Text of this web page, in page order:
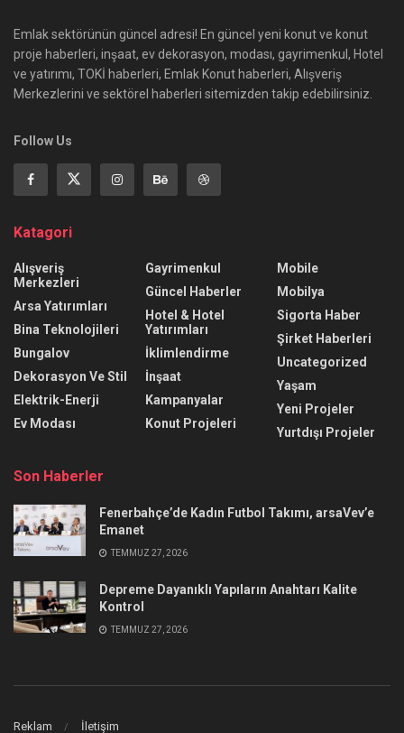
Emlak sektörünün güncel adresi! En güncel yeni konut ve konut
proje haberleri, inşaat, ev dekorasyon, modası, gayrimenkul, Hotel
ve yatırımı, TOKİ haberleri, Emlak Konut haberleri, Alışveriş
Merkezlerini ve sektörel haberleri sitemizden takip edebilirsiniz.
Follow Us
Katagori
Alışveriş
Merkezleri
Arsa Yatırımları
Bina Teknolojileri
Bungalov
Dekorasyon Ve Stil
Elektrik-Enerji
Ev Modası
Gayrimenkul
Güncel Haberler
Hotel & Hotel
Yatırımları
İklimlendirme
İnşaat
Kampanyalar
Konut Projeleri
Mobile
Mobilya
Sigorta Haber
Şirket Haberleri
Uncategorized
Yaşam
Yeni Projeler
Yurtdışı Projeler
Son Haberler
Fenerbahçe’de Kadın Futbol Takımı, arsaVev’e
Emanet
TEMMUZ 27, 2026
Depreme Dayanıklı Yapıların Anahtarı Kalite
Kontrol
TEMMUZ 27, 2026
Reklam İletişim